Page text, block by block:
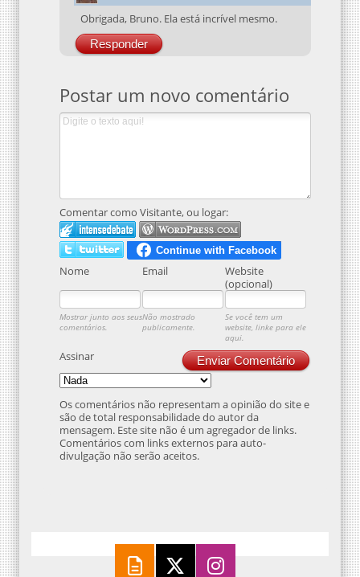
Obrigada, Bruno. Ela está incrível mesmo.
Responder
Postar um novo comentário
Comentar como Visitante, ou logar:
Nome Email
Website
(opcional)
Mostrar junto aos seus
comentários.
Não mostrado
publicamente.
Se você tem um
website, linke para ele
aqui.
Enviar Comentário
Assinar
Os comentários não representam a opinião do site e
são de total responsabilidade do autor da
mensagem. Este site não é um agregador de links.
Comentários com links externos para auto-
divulgação não serão aceitos.